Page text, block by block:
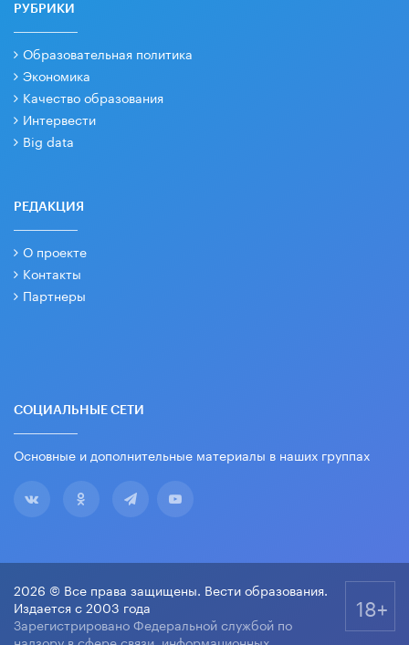
РУБРИКИ
Образовательная политика
Экономика
Качество образования
Интервести
Big data
РЕДАКЦИЯ
О проекте
Контакты
Партнеры
СОЦИАЛЬНЫЕ СЕТИ
Основные и дополнительные материалы в наших группах
2026 © Все права защищены. Вести образования.
Издается с 2003 года
Зарегистрировано Федеральной службой по
18+